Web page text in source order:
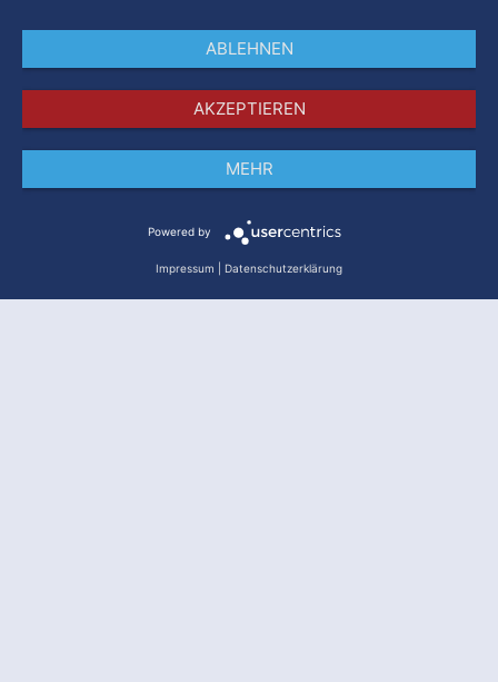
Datenschutz
ABLEHNEN
AKZEPTIEREN
MEHR
Powered by
Impressum Datenschutzerklärung